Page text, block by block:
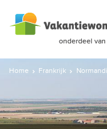
Home Frankrijk